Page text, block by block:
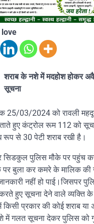
शराब के नशे में मदहोश होकर
सूचना
25/03/2024 को रावली महदूद
हुए कंट्रोल रूम 112 को
से 30 पेटी शराब रखी है।
सिडकुल पुलिस मौके पर पहुंच
बुला कर कमरे के मालिक की
नहीं हो पाई।जिसपर
करते हुए सूचना देने वाले व्यक्ति
किसी प्रकार की कोई शराब
में गलत सूचना देकर पुलिस को